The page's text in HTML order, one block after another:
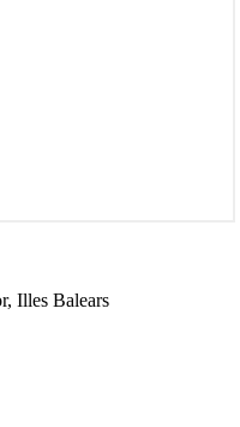
Illes Balears